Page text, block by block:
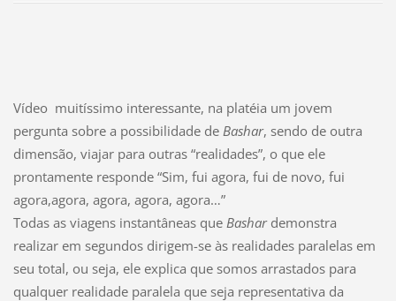
Vídeo muitíssimo interessante, na platéia um jovem
pergunta sobre a possibilidade de Bashar, sendo de outra
dimensão, viajar para outras “realidades”, o que ele
prontamente responde “Sim, fui agora, fui de novo, fui
agora,agora, agora, agora, agora…”
Todas as viagens instantâneas que Bashardemonstra
realizar em segundos dirigem-se às realidades paralelas em
seu total, ou seja, ele explica que somos arrastados para
qualquer realidade paralela que seja representativa da